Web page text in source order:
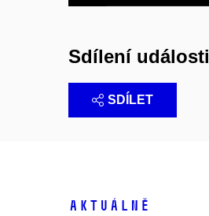
Sdílení události
SDÍLET
Aktuálně